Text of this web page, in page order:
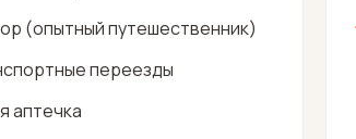
(опытный путешественник)
переезды
аптечка